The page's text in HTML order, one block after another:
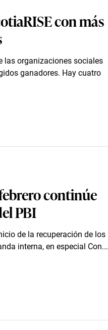
con más
las organizaciones sociales
ganadores. Hay cuatro
continúe
PBI
de la recuperación de los
interna, en especial Con...